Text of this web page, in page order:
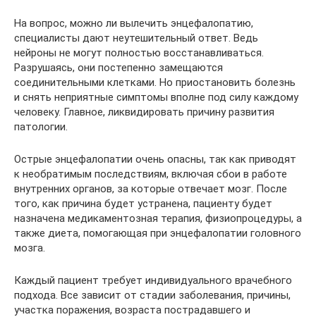
На вопрос, можно ли вылечить энцефалопатию,
специалисты дают неутешительный ответ. Ведь
нейроны не могут полностью восстанавливаться.
Разрушаясь, они постепенно замещаются
соединительными клетками. Но приостановить болезнь
и снять неприятные симптомы вполне под силу каждому
человеку. Главное, ликвидировать причину развития
патологии.
Острые энцефалопатии очень опасны, так как приводят
к необратимым последствиям, включая сбои в работе
внутренних органов, за которые отвечает мозг. После
того, как причина будет устранена, пациенту будет
назначена медикаментозная терапия, физиопроцедуры, а
также диета, помогающая при энцефалопатии головного
мозга.
Каждый пациент требует индивидуального врачебного
подхода. Все зависит от стадии заболевания, причины,
участка поражения, возраста пострадавшего и